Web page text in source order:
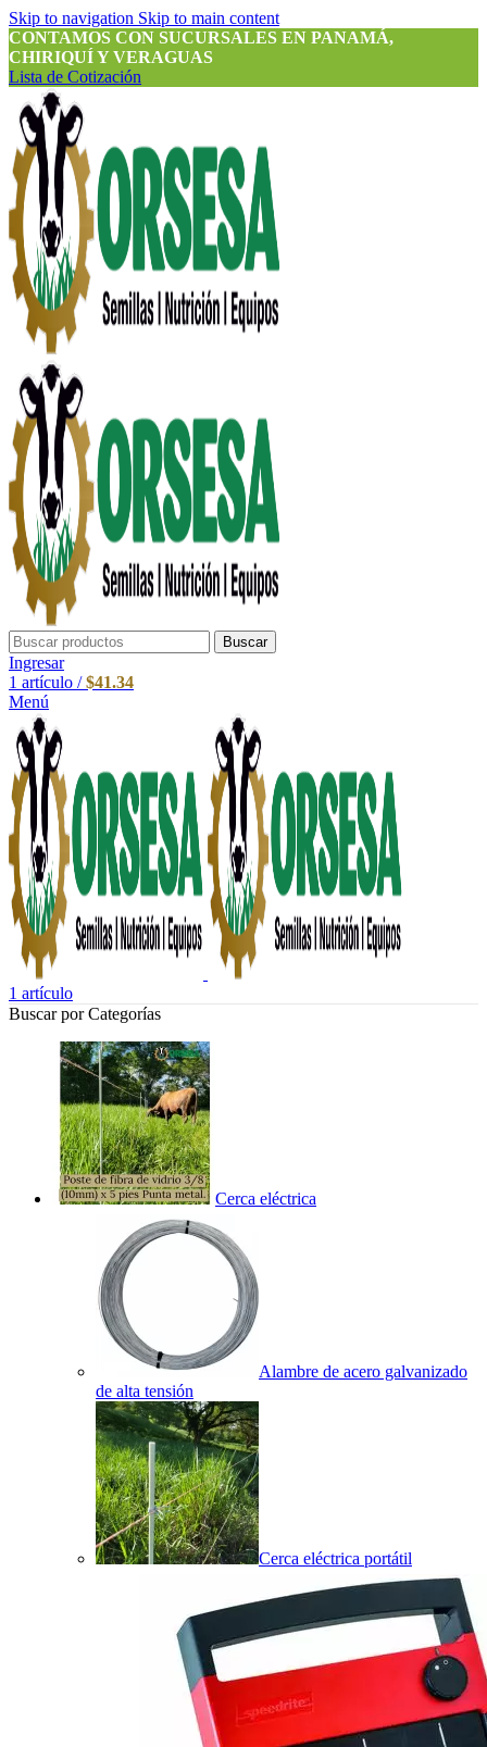
Skip to navigation Skip to main content
CONTAMOS CON SUCURSALES EN PANAMÁ,
CHIRIQUÍ Y VERAGUAS
Lista de Cotización
Buscar
Ingresar
1 artículo / $41.34
Menú
1 artículo
Buscar por Categorías
Cerca eléctrica
Alambre de acero galvanizado
de alta tensión
Cerca eléctrica portátil